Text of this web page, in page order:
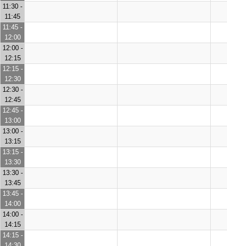
11:30 -
11:45
11:45 -
12:00
12:00 -
12:15
12:15 -
12:30
12:30 -
12:45
12:45 -
13:00
13:00 -
13:15
13:15 -
13:30
13:30 -
13:45
13:45 -
14:00
14:00 -
14:15
14:15 -